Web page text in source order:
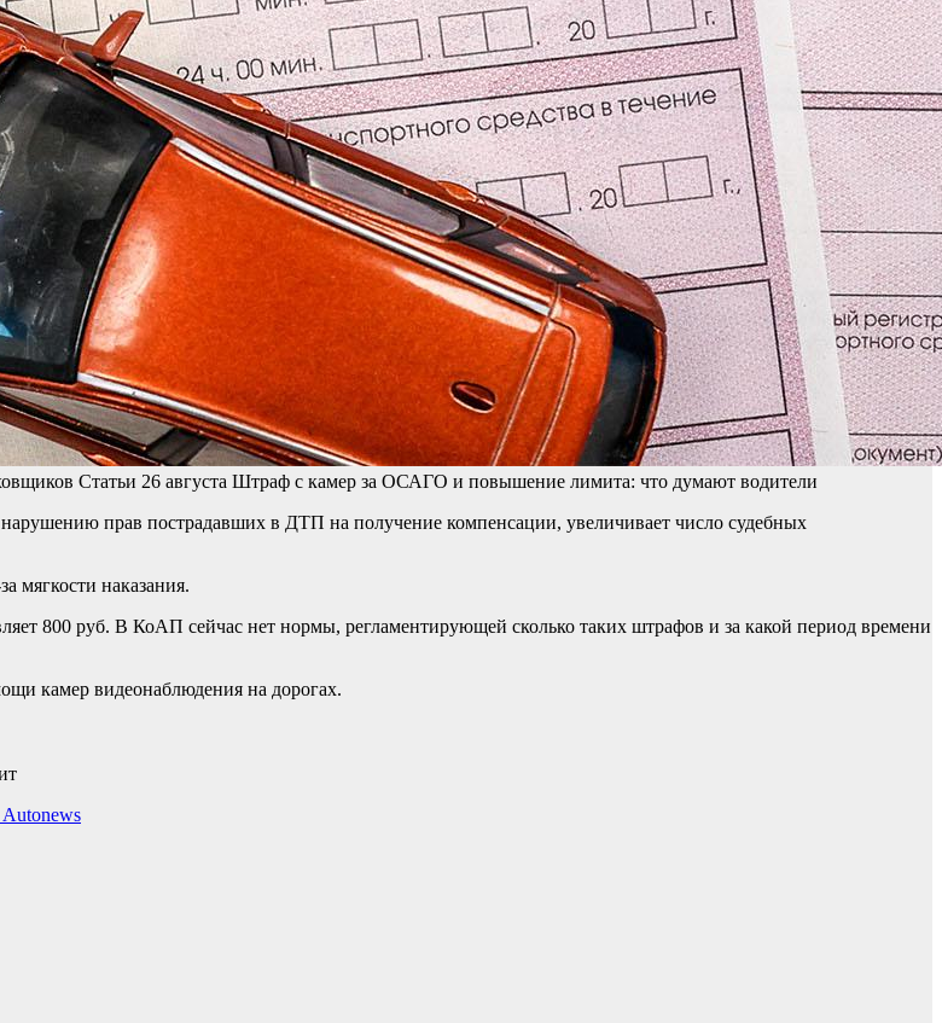
Статьи 26 августа Штраф с камер за ОСАГО и повышение лимита: что думают водители
прав пострадавших в ДТП на получение компенсации, увеличивает число судебных
мягкости наказания.
800 руб. В КоАП сейчас нет нормы, регламентирующей сколько таких штрафов и за какой период времени
камер видеонаблюдения на дорогах.